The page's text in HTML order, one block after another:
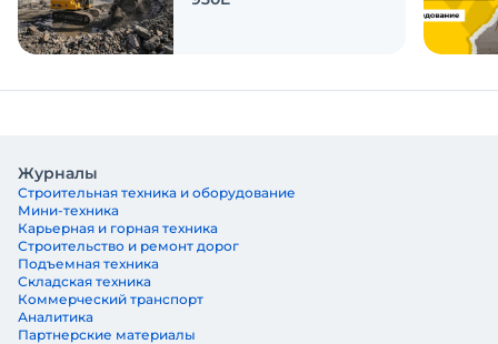
Журналы
Строительная техника и оборудование
Мини-техника
Карьерная и горная техника
Строительство и ремонт дорог
Подъемная техника
Складская техника
Коммерческий транспорт
Аналитика
Партнерские материалы